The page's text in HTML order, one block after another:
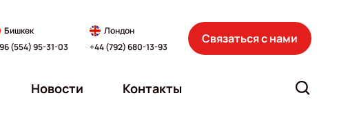
Бишкек
(554) 95-31-03
Лондон
+44 (792) 680-13-93
Связаться с нами
Новости Контакты